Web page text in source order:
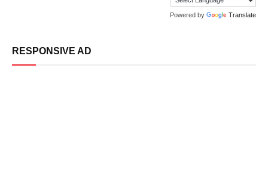
Powered by Translate
RESPONSIVE AD